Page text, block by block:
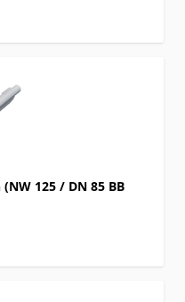
125 / DN 85 BB